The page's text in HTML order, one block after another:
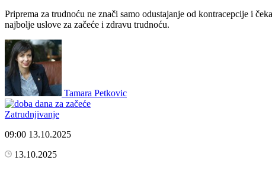
Priprema za trudnoću ne znači samo odustajanje od kontracepcije i
najbolje uslove za začeće i zdravu trudnoću.
Tamara Petkovic
Zatrudnjivanje
09:00 13.10.2025
13.10.2025